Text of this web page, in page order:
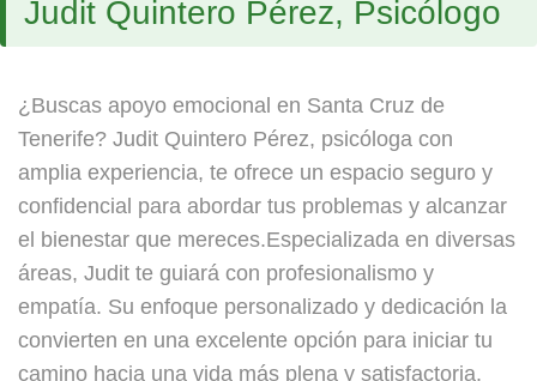
Judit Quintero Pérez, Psicólogo
¿Buscas apoyo emocional en Santa Cruz de
Tenerife? Judit Quintero Pérez, psicóloga con
amplia experiencia, te ofrece un espacio seguro y
confidencial para abordar tus problemas y alcanzar
el bienestar que mereces.Especializada en diversas
áreas, Judit te guiará con profesionalismo y
empatía. Su enfoque personalizado y dedicación la
convierten en una excelente opción para iniciar tu
camino hacia una vida más plena y satisfactoria.